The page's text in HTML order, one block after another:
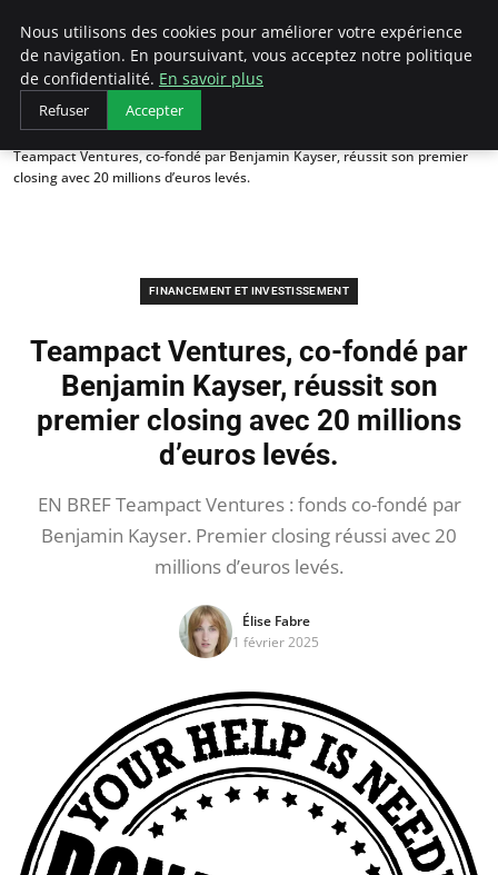
LECFCM
Accueil
Financement et investissement
Teampact Ventures, co-fondé par Benjamin Kayser, réussit son premier
closing avec 20 millions d’euros levés.
FINANCEMENT ET INVESTISSEMENT
Teampact Ventures, co-fondé par
Benjamin Kayser, réussit son
premier closing avec 20 millions
d’euros levés.
EN BREF Teampact Ventures : fonds co-fondé par
Benjamin Kayser. Premier closing réussi avec 20
millions d’euros levés.
Élise Fabre
1 février 2025
Nous utilisons des cookies pour améliorer votre expérience
de navigation. En poursuivant, vous acceptez notre politique
de confidentialité. En savoir plus
Refuser Accepter